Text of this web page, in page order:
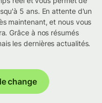
5 ans. En attente d'un
maintenant, et nous vous
Grâce à nos résumés
les dernières actualités.
change